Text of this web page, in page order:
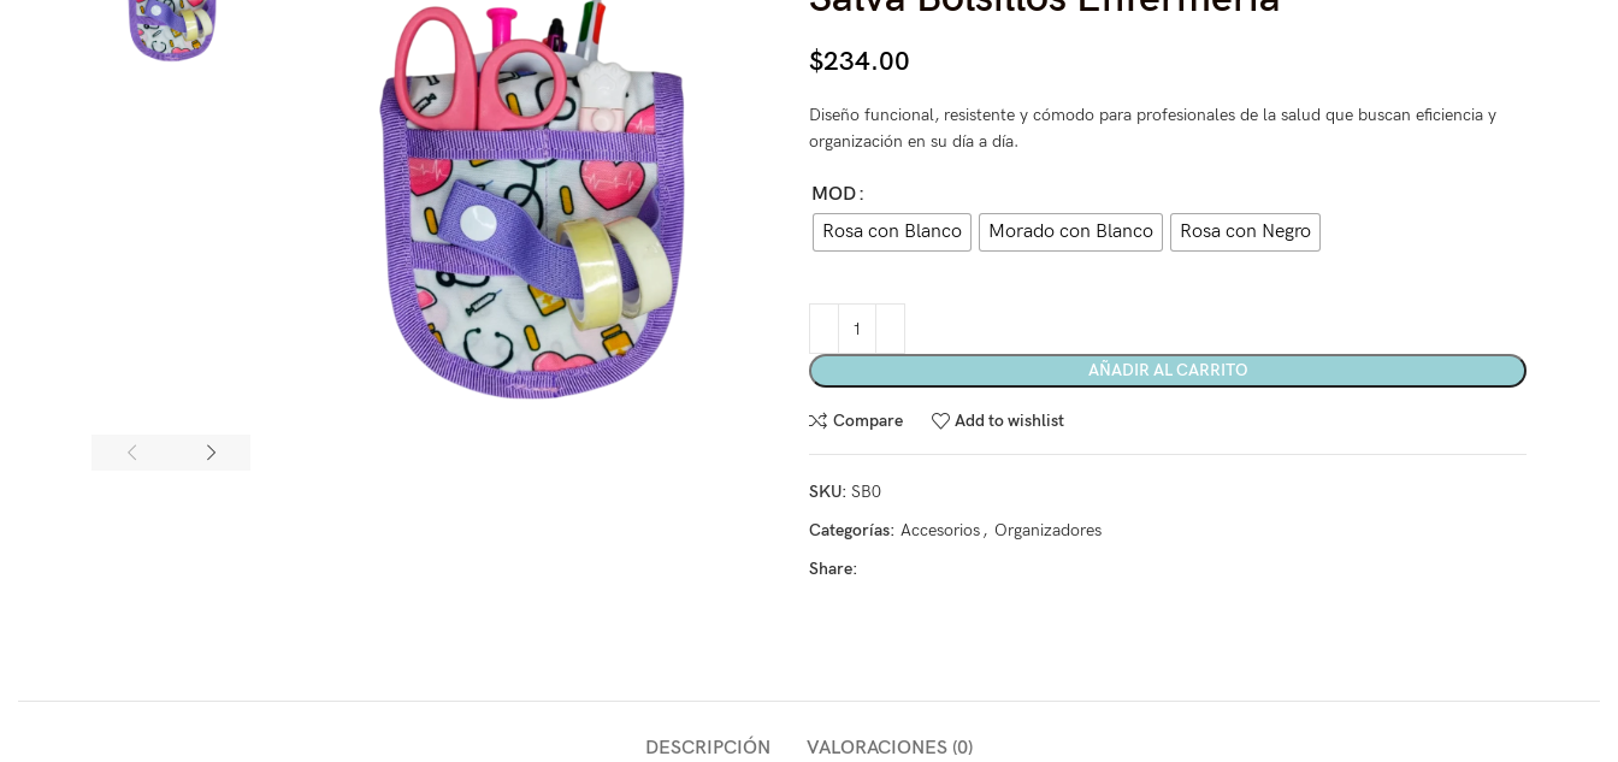
$234.00
Diseño funcional, resistente y cómodo para profesionales de la salud que buscan eficiencia y
organización en su día a día.
MOD
Rosa con Blanco
Morado con Blanco Rosa con Negro
AÑADIR AL CARRITO
Compare Add to wishlist
SKU: SB0
Categorías: Accesorios , Organizadores
Share:
DESCRIPCIÓN VALORACIONES (0)